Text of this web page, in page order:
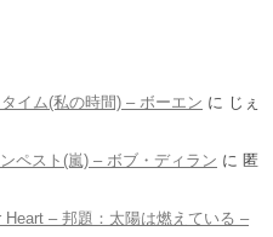
イム(私の時間) – ボーエン に じぇ
ペスト(嵐) – ボブ・ディラン に 匿
Heart – 邦題：太陽は燃えている –